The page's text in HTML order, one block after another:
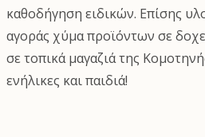
καθοδήγηση ειδικών. Επίσης
αγοράς χύμα προϊόντων σε
σε τοπικά μαγαζιά της
ενήλικες και παιδιά!